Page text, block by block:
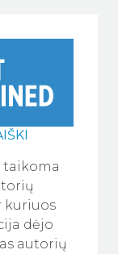
taikoma
kuriuos
dėjo
autorių